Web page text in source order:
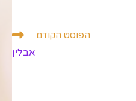
הפוסט הקודם
אבלין